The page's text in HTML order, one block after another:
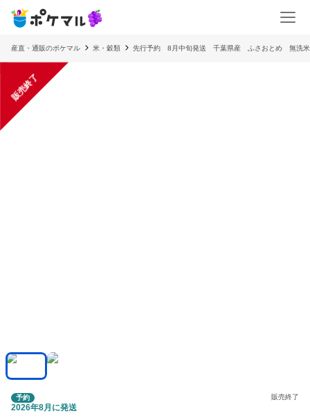
産直・通販のポケマル 米・穀類 先行予約 8月中旬発送 千葉県産 ふさおとめ 無洗
販売終了
予約 販売終了
2026年8月に発送